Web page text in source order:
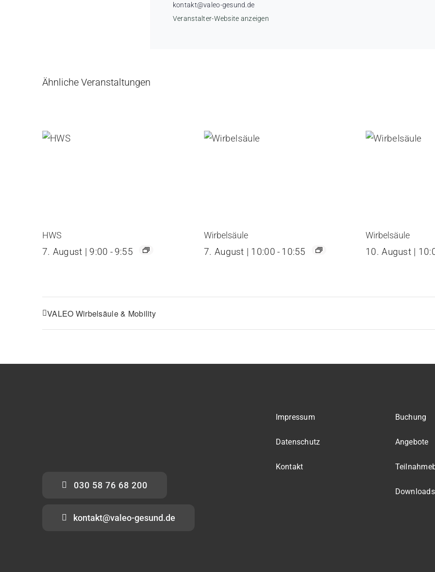
kontakt@valeo-gesund.de
Veranstalter-Website anzeigen
Ähnliche Veranstaltungen
HWS
7. August | 9:00 - 9:55
Wirbelsäule
7. August | 10:00 - 10:55
Wirbelsäule
10. August |
VALEO Wirbelsäule & Mobility
030 58 76 68 200
kontakt@valeo-gesund.de
Impressum
Datenschutz
Kontakt
Buchung
Angebote
Downloads